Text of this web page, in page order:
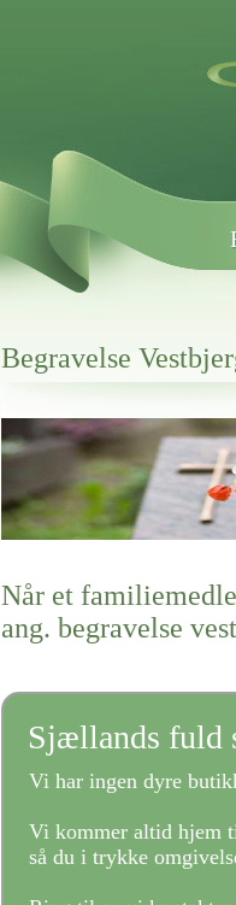
Begravelse
Her hos os får du altid en god afslutning når
Begravelse Vestbjerg
vi hjælper i alle faser af begravelsel
Når et
ang. begravelse
Sjællands fuld
Vi har ingen dyre
Vi kommer altid hjem
så du i trykke